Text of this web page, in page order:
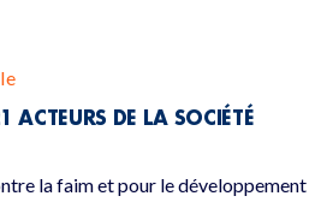
ACTEURS DE LA SOCIÉTÉ
la faim et pour le développement